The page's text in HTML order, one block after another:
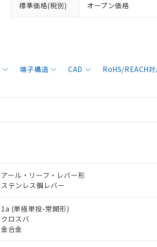
標準価格(税別) オープン価格
端子構造 CAD RoHS/REACH
アール・リーフ・レバー形
ステンレス鋼レバー
1a (単極単投-常開形)
クロスバ
金合金